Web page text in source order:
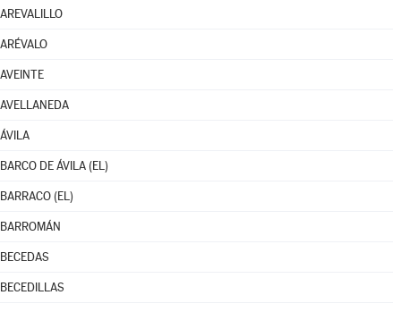
AREVALILLO
ARÉVALO
AVEINTE
AVELLANEDA
ÁVILA
BARCO DE ÁVILA (EL)
BARRACO (EL)
BARROMÁN
BECEDAS
BECEDILLAS